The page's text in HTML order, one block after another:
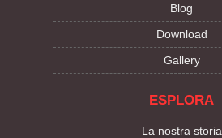
Blog
Download
Gallery
ESPLORA
La nostra storia